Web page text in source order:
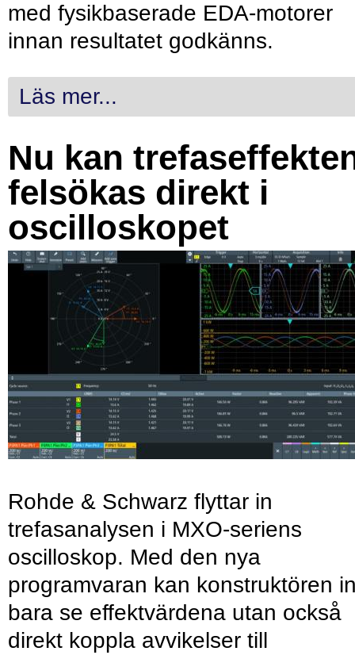
med fysikbaserade EDA-motorer
innan resultatet godkänns.
Läs mer...
Nu kan
felsökas direkt i
oscilloskopet
Rohde & Schwarz flyttar in
trefasanalysen i MXO-seriens
oscilloskop. Med den nya
programvaran kan konstruktören
bara se effektvärdena utan också
direkt koppla avvikelser till